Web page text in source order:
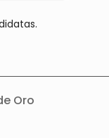
Oro